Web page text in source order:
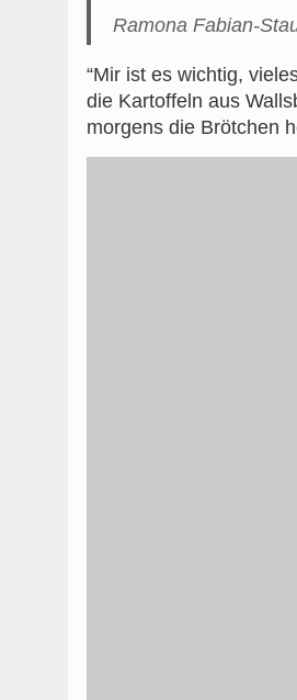
Ramona Fabian-
“Mir ist es wichtig,
die Kartoffeln aus
morgens die Brötchen